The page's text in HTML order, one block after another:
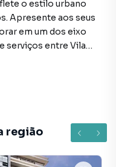
o estilo urbano
Apresente aos seus
em um dos eixo
serviços entre Vila
O
e criam maior
alteração sem aviso
região